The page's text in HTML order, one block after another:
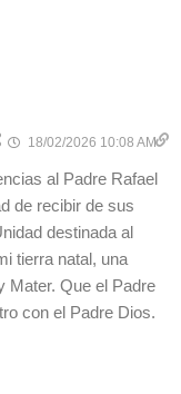
18/02/2026 10:08 AM
al Padre Rafael
de recibir de sus
destinada al
tierra natal, una
Mater. Que el Padre
con el Padre Dios.